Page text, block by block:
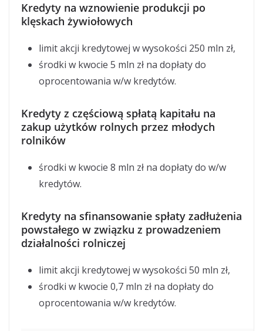
Kredyty na wznowienie produkcji po
klęskach żywiołowych
limit akcji kredytowej w wysokości 250 mln zł,
środki w kwocie 5 mln zł na dopłaty do
oprocentowania w/w kredytów.
Kredyty z częściową spłatą kapitału na
zakup użytków rolnych przez młodych
rolników
środki w kwocie 8 mln zł na dopłaty do w/w
kredytów.
Kredyty na sfinansowanie spłaty zadłużenia
powstałego w związku z prowadzeniem
działalności rolniczej
limit akcji kredytowej w wysokości 50 mln zł,
środki w kwocie 0,7 mln zł na dopłaty do
oprocentowania w/w kredytów.